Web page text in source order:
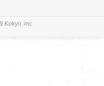
Kokyo, inc